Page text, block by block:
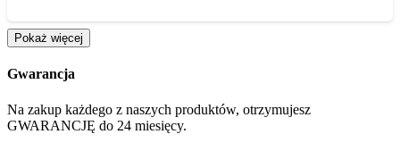
Pokaż więcej
Gwarancja
Na zakup każdego z naszych produktów, otrzymujesz
GWARANCJĘ do 24 miesięcy.